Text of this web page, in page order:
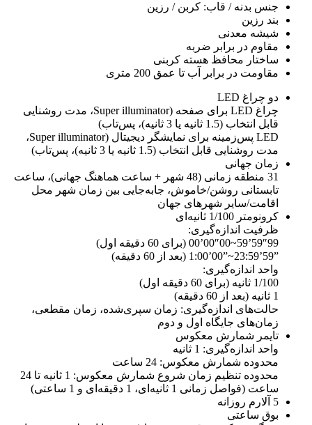
جنس بدنه / قاب: کربن / رزین
بند رزین
شیشه معدنی
مقاوم در برابر ضربه
ساختار محافظ هسته کربنی
مقاومت در برابر آب تا عمق 200 متری
دو چراغ LED
چراغ LED برای صفحه (Super illuminator، مدت روشنایی
قابل انتخاب (1.5 ثانیه یا 3 ثانیه)، پس‌تاب)
LED پس‌زمینه برای نمایشگر دیجیتال (Super illuminator،
مدت روشنایی قابل انتخاب (1.5 ثانیه یا 3 ثانیه)، پس‌تاب)
زمان جهانی
31 منطقه زمانی (48 شهر + ساعت هماهنگ جهانی)، ساعت
تابستانی روشن/خاموش، جابه‌جایی بین زمان شهر محل
اقامت/سایر شهرهای جهان
کرونومتر 1/100 ثانیه‌ای
ظرفیت اندازه‌گیری:
‎00’00″00~59’59″99‎ (برای 60 دقیقه اول)
‎1:00’00”~23:59’59”‎ (بعد از 60 دقیقه)
واحد اندازه‌گیری:
1/100 ثانیه (برای 60 دقیقه اول)
حالت‌های اندازه‌گیری: زمان سپری‌شده، زمان مقطعی،
زمان‌های جایگاه اول و دوم
تایمر شمارش معکوس
واحد اندازه‌گیری: 1 ثانیه
محدوده شمارش معکوس: 24 ساعت
محدوده تنظیم زمان شروع شمارش معکوس: 1 ثانیه تا 24
ساعت (فواصل زمانی 1 ثانیه‌ای، 1 دقیقه‌ای و 1 ساعتی)
بوق ساعتی